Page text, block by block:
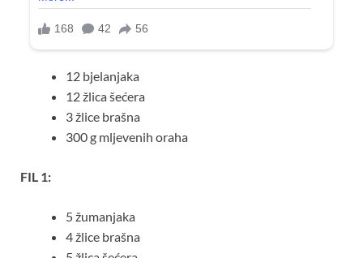
12 bjelanjaka
12 žlica šećera
3 žlice brašna
300 g mljevenih oraha
FIL 1:
5 žumanjaka
4 žlice brašna